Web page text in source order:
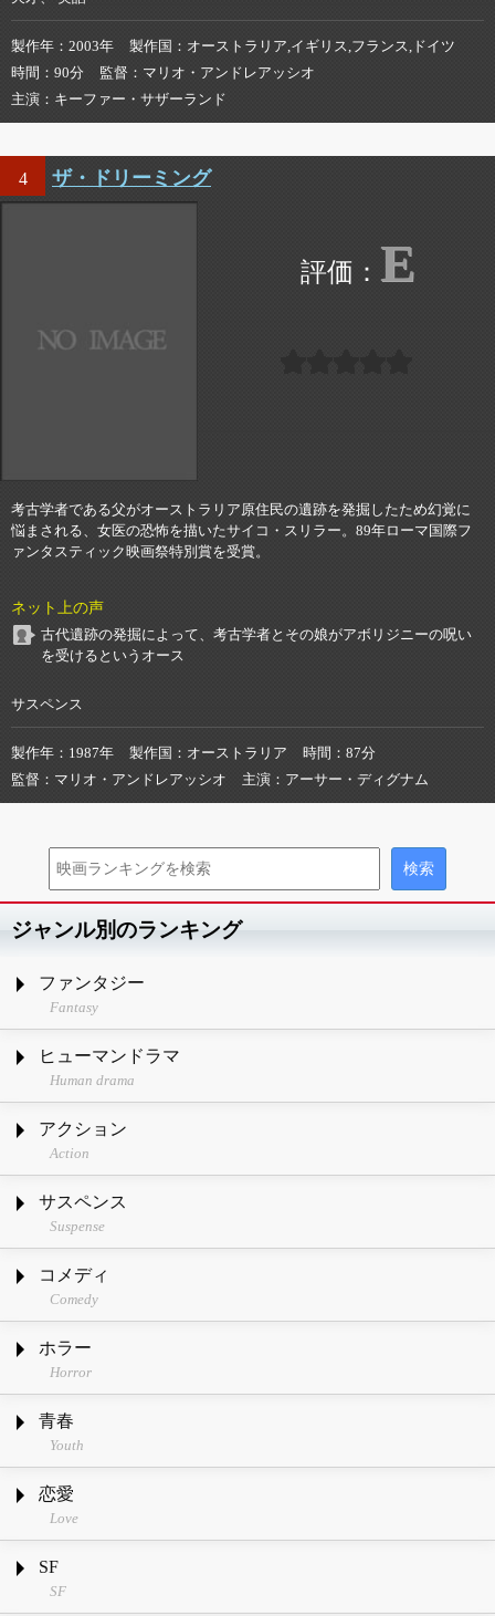
製作年 2003年 製作国
オーストラリア,イギリス,フランス,ドイツ
時間
90分 監督
マリオ・アンドレアッシオ
主演
キーファー・サザーランド
4 ザ・ドリーミング
E
考古学者である父がオーストラリア原住民の遺跡を発掘したため幻覚に
悩まされる、女医の恐怖を描いたサイコ・スリラー。89年ローマ国際フ
ァンタスティック映画祭特別賞を受賞。
ネット上の声
古代遺跡の発掘によって、考古学者とその娘がアボリジニーの呪い
を受けるというオース
サスペンス
製作年 1987年 製作国 オーストラリア 時間
87分
監督
マリオ・アンドレアッシオ 主演 アーサー・ディグナム
ジャンル別のランキング
ファンタジー
Fantasy
ヒューマンドラマ
Human drama
アクション
Action
サスペンス
Suspense
コメディ
Comedy
ホラー
Horror
青春
Youth
恋愛
Love
SF
SF